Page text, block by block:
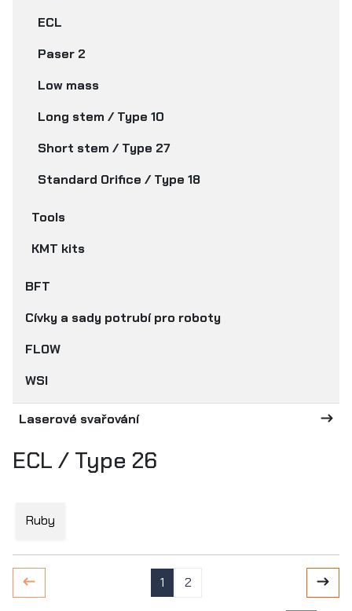
ECL
Paser 2
Low mass
Long stem / Type 10
Short stem / Type 27
Standard Orifice / Type 18
Tools
KMT kits
BFT
Cívky a sady potrubí pro roboty
FLOW
WSI
Laserové svařování
ECL / Type 26
Ruby
1 2